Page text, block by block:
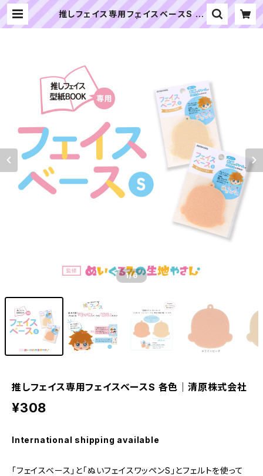
推しフェイス専用フェイスベースS 各
色｜清原株式会社 | ぬいぐるみの生
1/6
推しフェイス専用フェイスベースS 各色｜清原株式会社
¥308
International shipping available
「フェイスベース」と「ぬいフェイスワッペンS」とフェルトを使って